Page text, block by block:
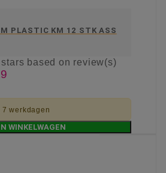
PLASTIC KM 12 STK ASS
based on review(s)
werkdagen
WINKELWAGEN